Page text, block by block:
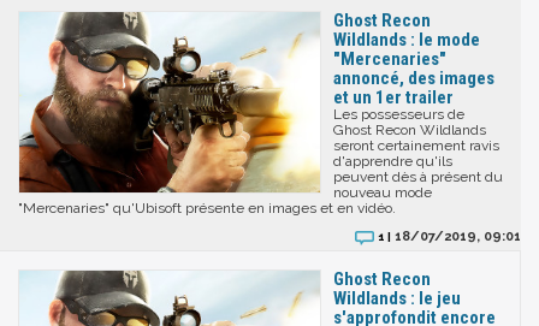
Ghost Recon
Wildlands : le mode
"Mercenaries"
annoncé, des images
et un 1er trailer
Les possesseurs de
Ghost Recon Wildlands
seront certainement ravis
d'apprendre qu'ils
peuvent dès à présent du
nouveau mode
"Mercenaries" qu'Ubisoft présente en images et en vidéo.
1 | 18/07/2019, 09:01
Ghost Recon
Wildlands : le jeu
s'approfondit encore